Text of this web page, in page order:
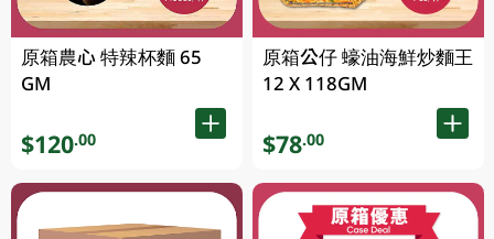
原箱農心 特辣杯麵 65
GM
$120.00
原箱公仔 蠔油海鮮炒麵王
12 X 118GM
$78.00